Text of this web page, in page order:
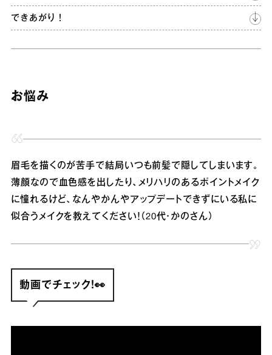
できあがり！
お悩み
眉毛を描くのが苦手で結局いつも前髪で隠してしまいます。
薄顔なので血色感を出したり、メリハリのあるポイントメイク
に憧れるけど、なんやかんやアップデートできずにいる私に
似合うメイクを教えてください！（20代・かのさん）
動画でチェック！👀